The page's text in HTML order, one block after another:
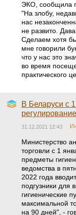
ЭКО, сообщила
"На злобу,
нас
не развито.
Сделаем хотя
мне говорили
что у нас это
во время
практического
В Беларуси с
31.12.2021 12:43
Министерство
торговли с 1
предметы
ведомства в
2022 года
подгузники для
гигиенические
максимальной
на 90 дней", -